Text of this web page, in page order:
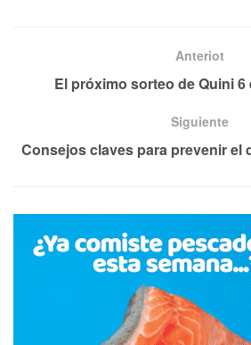
Anteriot
El próximo sorteo de Quini
Siguiente
Consejos claves para prevenir el